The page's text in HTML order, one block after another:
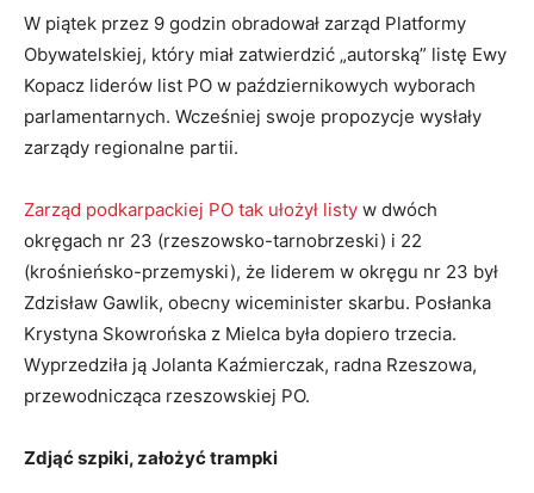
W piątek przez 9 godzin obradował zarząd Platformy
Obywatelskiej, który miał zatwierdzić „autorską” listę Ewy
Kopacz liderów list PO w październikowych wyborach
parlamentarnych. Wcześniej swoje propozycje wysłały
zarządy regionalne partii.
Zarząd podkarpackiej PO tak ułożył listy w dwóch
okręgach nr 23 (rzeszowsko-tarnobrzeski) i 22
(krośnieńsko-przemyski), że liderem w okręgu nr 23 był
Zdzisław Gawlik, obecny wiceminister skarbu. Posłanka
Krystyna Skowrońska z Mielca była dopiero trzecia.
Wyprzedziła ją Jolanta Kaźmierczak, radna Rzeszowa,
przewodnicząca rzeszowskiej PO.
Zdjąć szpiki, założyć trampki